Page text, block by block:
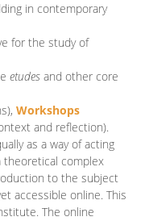
in contemporary
for the study of
etudes and other core
Workshops
and reflection).
as a way of acting
theoretical complex
to the subject
accessible online. This
The online